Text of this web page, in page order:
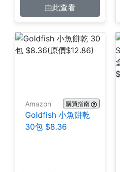
由此查看
Amazon 購買指南
Goldfish 小魚餅乾
30包 $8.36